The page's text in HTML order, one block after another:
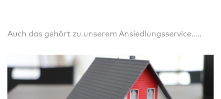
Auch das gehört zu unserem Ansiedlungsservice…..